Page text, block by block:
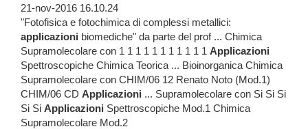
21-nov-2016 16.10.24
"Fotofisica e fotochimica di complessi metallici:
applicazioni biomediche" da parte del prof ... Chimica
Supramolecolare con 1 1 1 1 1 1 1 1 1 1 1 Applicazioni
Spettroscopiche Chimica Teorica ... Bioinorganica Chimica
Supramolecolare con CHIM/06 12 Renato Noto (Mod.1)
CHIM/06 CD Applicazioni ... Supramolecolare con Si Si Si
Si Si Applicazioni Spettroscopiche Mod.1 Chimica
Supramolecolare Mod.2